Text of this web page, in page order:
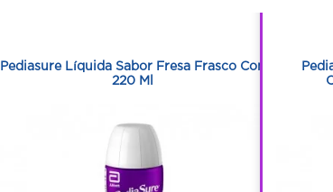
Pediasure Líquida Sabor Fresa Frasco Con
220 Ml